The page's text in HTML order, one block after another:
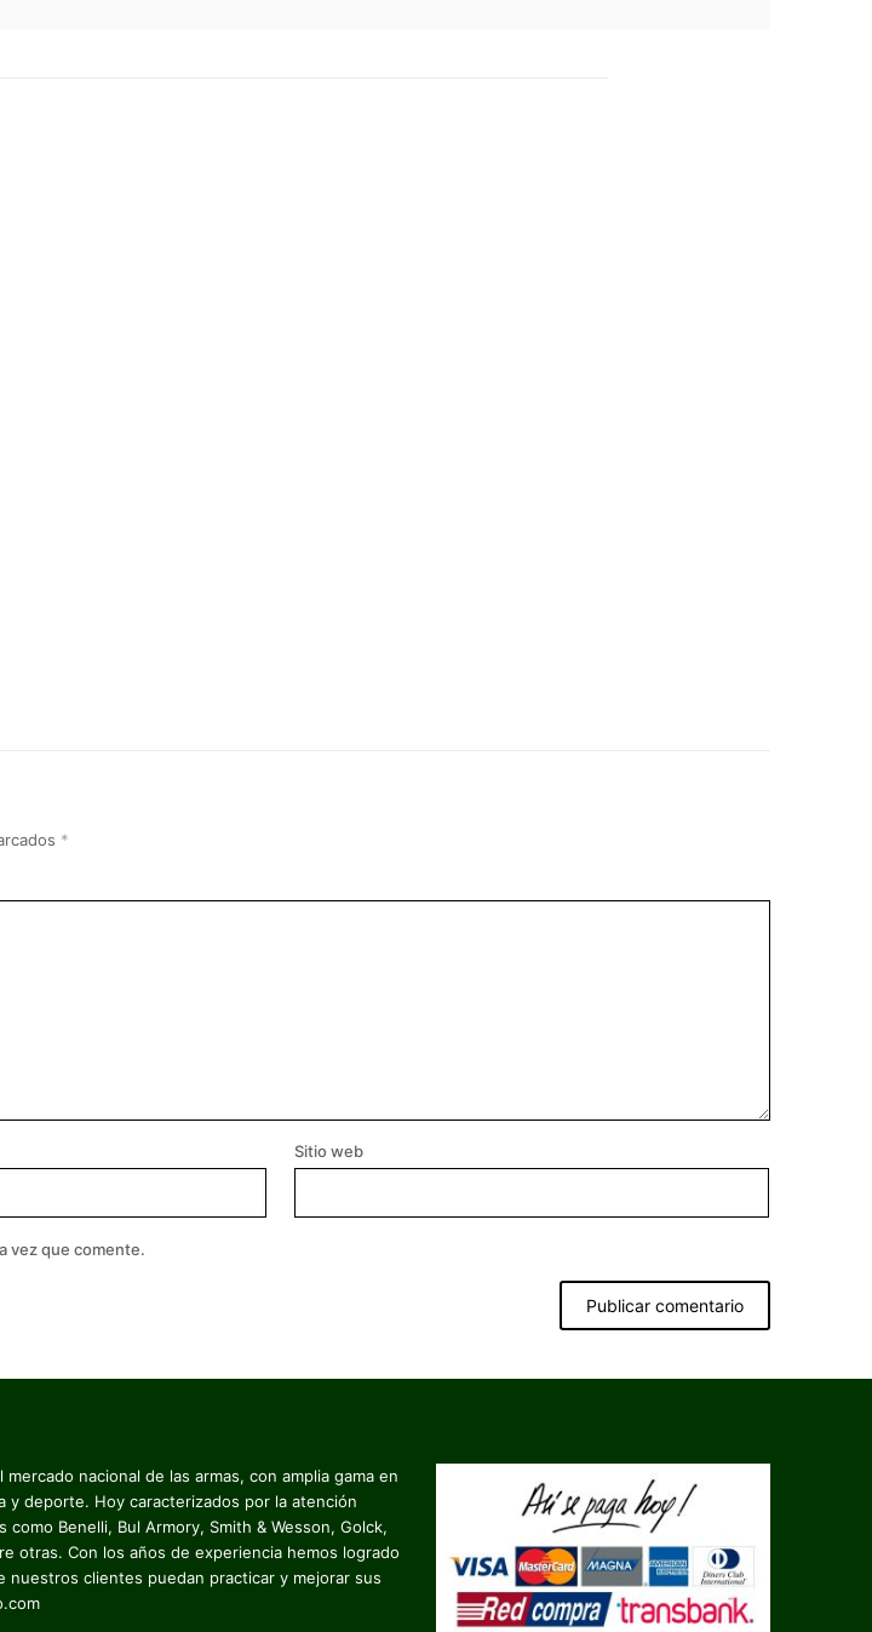
*
Sitio web
vez que comente.
nacional de las armas, con amplia gama en
y deporte. Hoy caracterizados por la atención
como Benelli, Bul Armory, Smith & Wesson, Golck,
otras. Con los años de experiencia hemos logrado
nuestros clientes puedan practicar y mejorar sus